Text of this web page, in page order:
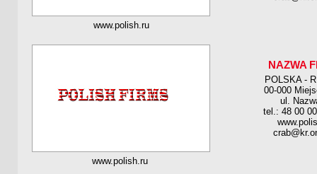
www.polish.ru
NAZWA
POLSKA -
00-000
ul.
tel.: 48 00
www.polish.ru